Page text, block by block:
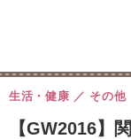
【GW2016】
生活・健康 その他